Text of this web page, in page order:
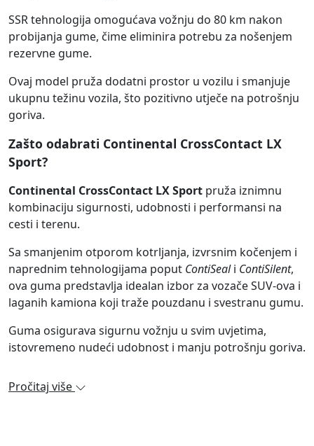
SSR tehnologija omogućava vožnju do 80 km nakon
probijanja gume, čime eliminira potrebu za nošenjem
rezervne gume.
Ovaj model pruža dodatni prostor u vozilu i smanjuje
ukupnu težinu vozila, što pozitivno utječe na potrošnju
goriva.
Zašto odabrati Continental CrossContact LX
Sport?
Continental CrossContact LX Sport pruža iznimnu
kombinaciju sigurnosti, udobnosti i performansi na
cesti i terenu.
Sa smanjenim otporom kotrljanja, izvrsnim kočenjem i
naprednim tehnologijama poput ContiSeali ContiSilent,
ova guma predstavlja idealan izbor za vozače SUV-ova i
laganih kamiona koji traže pouzdanu i svestranu gumu.
Guma osigurava sigurnu vožnju u svim uvjetima,
istovremeno nudeći udobnost i manju potrošnju goriva.
Pročitaj više